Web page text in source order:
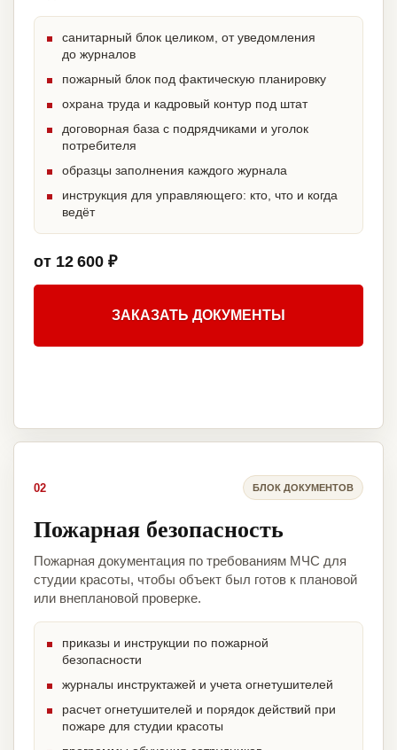
санитарный блок целиком, от уведомления
до журналов
пожарный блок под фактическую планировку
охрана труда и кадровый контур под штат
договорная база с подрядчиками и уголок
потребителя
образцы заполнения каждого журнала
инструкция для управляющего: кто, что и когда
ведёт
от 12 600 ₽
ЗАКАЗАТЬ ДОКУМЕНТЫ
02 БЛОК ДОКУМЕНТОВ
Пожарная безопасность
Пожарная документация по требованиям МЧС для
студии красоты, чтобы объект был готов к плановой
или внеплановой проверке.
приказы и инструкции по пожарной
безопасности
журналы инструктажей и учета огнетушителей
расчет огнетушителей и порядок действий при
пожаре для студии красоты